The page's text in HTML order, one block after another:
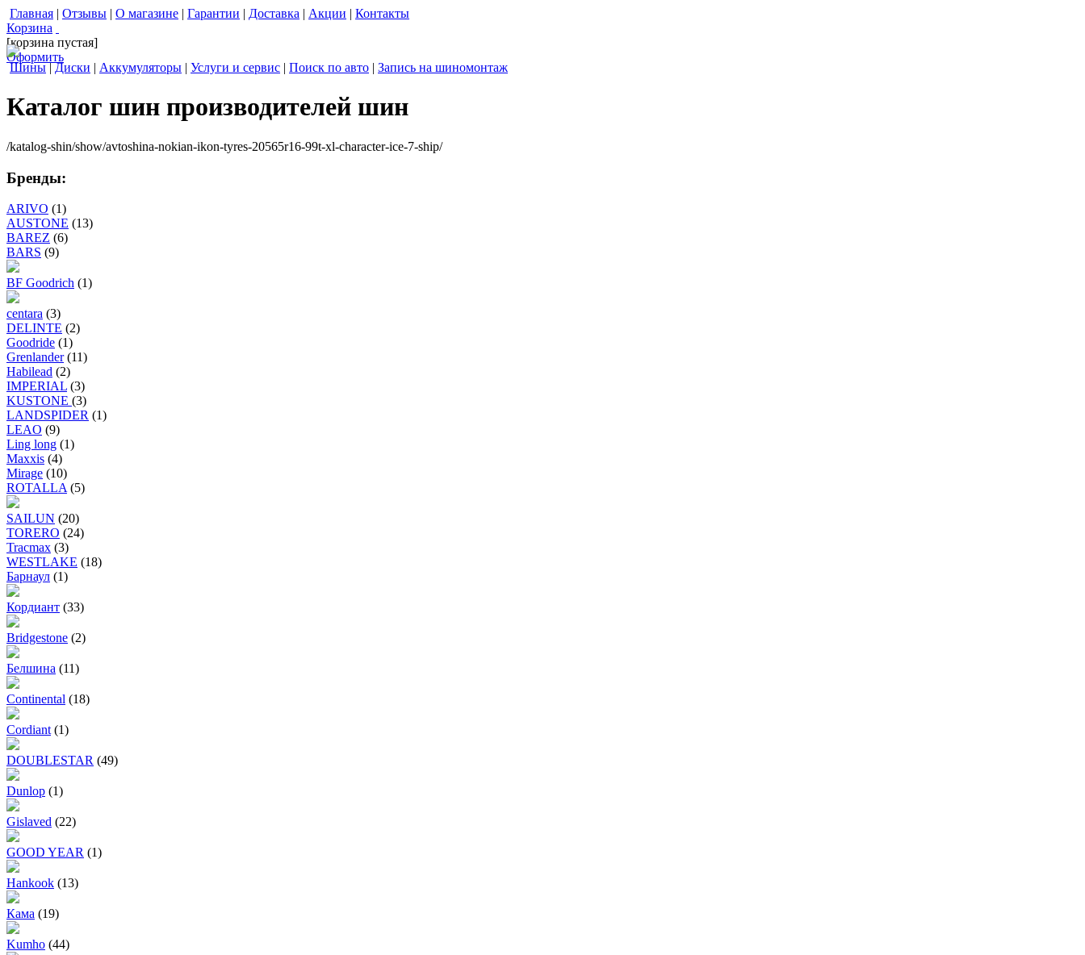
Главная | Отзывы | О магазине | Гарантии | Доставка | Акции | Контакты
Корзина
[корзина пустая]
Оформить
Шины | Диски | Аккумуляторы | Услуги и сервис | Поиск по авто | Запись на шиномонтаж
Каталог шин производителей шин
/katalog-shin/show/avtoshina-nokian-ikon-tyres-20565r16-99t-xl-character-ice-7-ship/
Бренды:
ARIVO (1)
AUSTONE (13)
BAREZ (6)
BARS (9)
BF Goodrich (1)
centara (3)
DELINTE (2)
Goodride (1)
Grenlander (11)
Habilead (2)
IMPERIAL (3)
KUSTONE (3)
LANDSPIDER (1)
LEAO (9)
Ling long (1)
Maxxis (4)
Mirage (10)
ROTALLA (5)
SAILUN (20)
TORERO (24)
Tracmax (3)
WESTLAKE (18)
Барнаул (1)
Кордиант (33)
Bridgestone (2)
Белшина (11)
Continental (18)
Cordiant (1)
DOUBLESTAR (49)
Dunlop (1)
Gislaved (22)
GOOD YEAR (1)
Hankook (13)
Кама (19)
Kumho (44)